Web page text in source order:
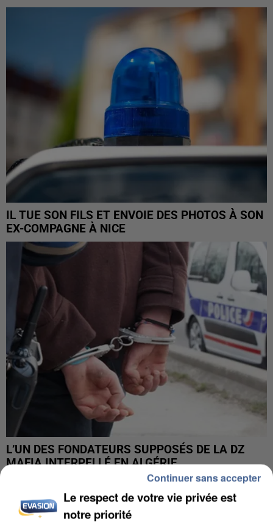
IL TUE SON FILS ET ENVOIE DES PHOTOS À SON
EX-COMPAGNE À NICE
L’UN DES FONDATEURS SUPPOSÉS DE LA DZ
MAFIA INTERPELLÉ EN ALGÉRIE
Le respect de votre vie privée est
notre priorité
Continuer sans accepter